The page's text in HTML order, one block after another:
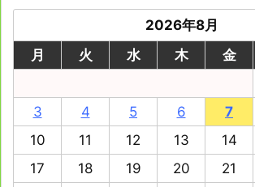
2026年8月
月
火 水 木 金
3
4 5 6 7
10
11 12 13 14
17
18 19 20 21